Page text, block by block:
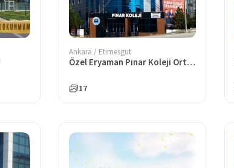
Ankara / Etimesgut
Özel Eryaman Pınar Koleji Ortaokulu
17